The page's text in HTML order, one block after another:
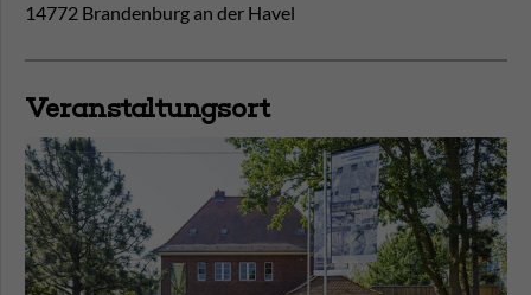
14772 Brandenburg an der Havel
Veranstaltungsort